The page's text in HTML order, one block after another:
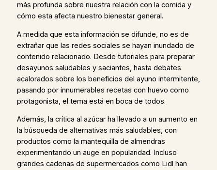
más profunda sobre nuestra relación con la comida y
cómo esta afecta nuestro bienestar general.
A medida que esta información se difunde, no es de
extrañar que las redes sociales se hayan inundado de
contenido relacionado. Desde tutoriales para preparar
desayunos saludables y saciantes, hasta debates
acalorados sobre los beneficios del ayuno intermitente,
pasando por innumerables recetas con huevo como
protagonista, el tema está en boca de todos.
Además, la crítica al azúcar ha llevado a un aumento en
la búsqueda de alternativas más saludables, con
productos como la mantequilla de almendras
experimentando un auge en popularidad. Incluso
grandes cadenas de supermercados como Lidl han